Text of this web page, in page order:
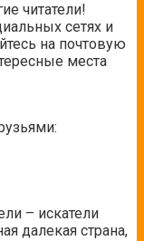
читатели!
сетях и
на почтовую
места
– искатели
далекая страна,